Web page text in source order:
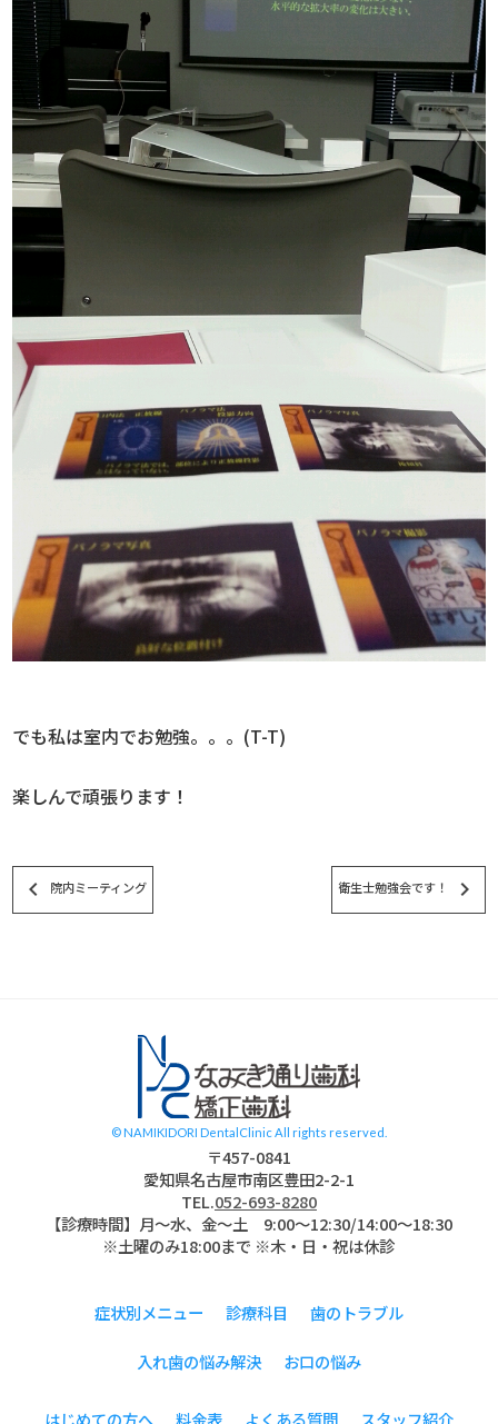
でも私は室内でお勉強。。。(T-T)
楽しんで頑張ります！
keyboard_arrow_left 院内ミーティング 衛生士勉強会です！ keyboard_arrow_right
© NAMIKIDORI DentalClinic All rights reserved.
〒457-0841
愛知県名古屋市南区豊田2-2-1
TEL.052-693-8280
【診療時間】月〜水、金～土 9:00〜12:30/14:00～18:30
※土曜のみ18:00まで ※木・日・祝は休診
症状別メニュー 診療科目 歯のトラブル
入れ歯の悩み解決 お口の悩み
はじめての方へ 料金表 よくある質問 スタッフ紹介